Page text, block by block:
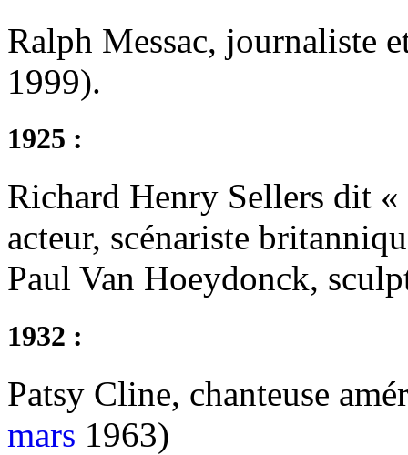
Ralph Messac, journaliste
1999).
1925 :
Richard Henry Sellers dit «
acteur, scénariste
Paul Van Hoeydonck,
1932 :
Patsy Cline, chanteuse
mars 1963)